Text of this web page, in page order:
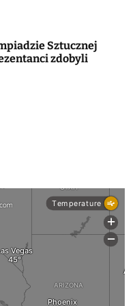
Sztucznej
zdobyli